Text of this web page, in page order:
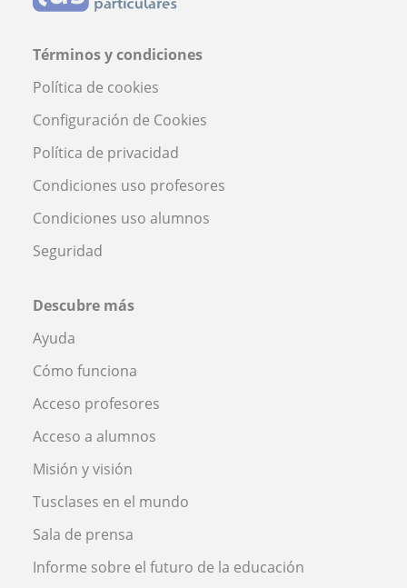
Términos y condiciones
Política de cookies
Configuración de Cookies
Política de privacidad
Condiciones uso profesores
Condiciones uso alumnos
Seguridad
Descubre más
Ayuda
Cómo funciona
Acceso profesores
Acceso a alumnos
Misión y visión
Tusclases en el mundo
Sala de prensa
Informe sobre el futuro de la educación